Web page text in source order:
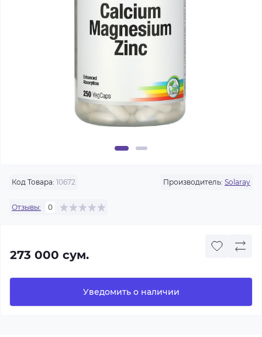
Код Товара: 10672 Производитель: Solaray
Отзывы: 0
273 000 сум.
Уведомить о наличии